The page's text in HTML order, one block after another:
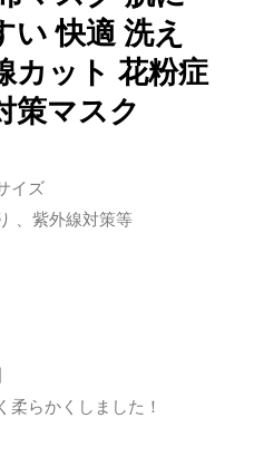
快適 洗え
カット 花粉症
策マスク
イズ
、紫外線対策等
柔らかくしました！